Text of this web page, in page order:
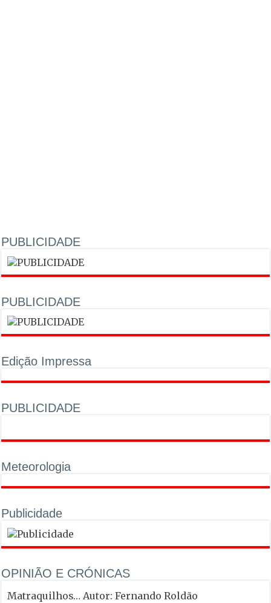
PUBLICIDADE
PUBLICIDADE
Edição Impressa
PUBLICIDADE
Meteorologia
Publicidade
OPINIÃO E CRÓNICAS
Matraquilhos… Autor: Fernando Roldão